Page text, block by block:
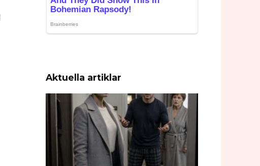
Aktuella artiklar